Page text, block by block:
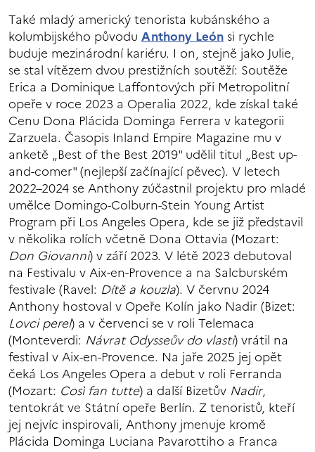
Také mladý americký tenorista kubánského a
kolumbijského původu Anthony Leónsi rychle
buduje mezinárodní kariéru. I on, stejně jako Julie,
se stal vítězem dvou prestižních soutěží: Soutěže
Erica a Dominique Laffontových při Metropolitní
opeře v roce 2023 a Operalia 2022, kde získal také
Cenu Dona Plácida Dominga Ferrera v kategorii
Zarzuela. Časopis Inland Empire Magazine mu v
anketě „Best of the Best 2019" udělil titul „Best up-
and-comer" (nejlepší začínající pěvec). V letech
2022–2024 se Anthony zúčastnil projektu pro mladé
umělce Domingo-Colburn-Stein Young Artist
Program při Los Angeles Opera, kde se již představil
v několika rolích včetně Dona Ottavia (Mozart:
Don Giovanni) v září 2023. V létě 2023 debutoval
na Festivalu v Aix-en-Provence a na Salcburském
festivale (Ravel: Dítě a kouzla). V červnu 2024
Anthony hostoval v Opeře Kolín jako Nadir (Bizet:
Lovci perel) a v červenci se v roli Telemaca
(Monteverdi: Návrat Odysseův do vlasti) vrátil na
festival v Aix-en-Provence. Na jaře 2025 jej opět
čeká Los Angeles Opera a debut v roli Ferranda
(Mozart: Così fan tutte) a další Bizetův Nadir,
tentokrát ve Státní opeře Berlín. Z tenoristů, kteří
jej nejvíc inspirovali, Anthony jmenuje kromě
Plácida Dominga Luciana Pavarottiho a Franca